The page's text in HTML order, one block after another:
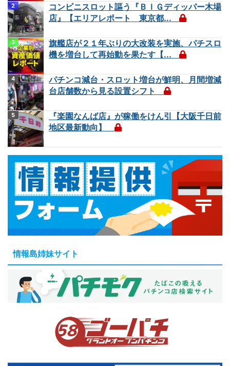
コンビニスロット謳う『ＢＩＧディッパー木場
店』【エリアレポート 東京都...
旗艦店が２１年ぶりの大改装を実施、パチスロ
機を増台して再始動を果たす【...
パチンコ減台・スロット増台が鮮明、月間増減
台店舗数から見る設置シフト
『楽園なんば店』が稼働をけん引【大阪千日前
地区最新動向】
情報島姉妹サイト